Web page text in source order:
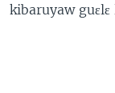
kibaruyaw